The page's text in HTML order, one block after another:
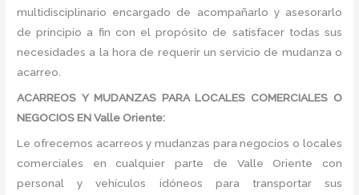
multidisciplinario encargado de acompañarlo y asesorarlo
de principio a fin con el propósito de satisfacer todas sus
necesidades a la hora de requerir un servicio de mudanza o
acarreo.
ACARREOS Y MUDANZAS PARA LOCALES COMERCIALES O
NEGOCIOS EN Valle Oriente:
Le ofrecemos acarreos y mudanzas para negocios o locales
comerciales en cualquier parte de Valle Oriente con
personal y vehículos idóneos para transportar sus